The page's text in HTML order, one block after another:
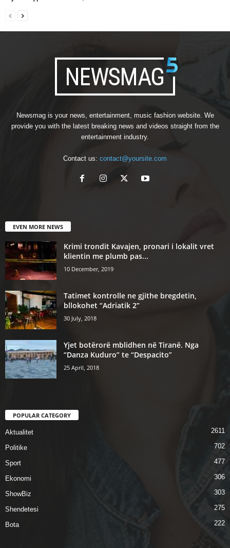
Newsmag is your news, entertainment, music fashion website. We
provide you with the latest breaking news and videos straight from the
entertainment industry.
Contact us: contact@yoursite.com
EVEN MORE NEWS
Krimi trondit Kavajen, pronari i lokalit vret
klientin me plumb pas...
10 December, 2019
Tatimet kontrolle ne gjithe bregdetin,
bllokohet “Adriatik 2”
30 July, 2018
Yjet botërorë mblidhen në Tiranë. Nga
“Danza Kuduro” te “Despacito”
25 April, 2018
POPULAR CATEGORY
Aktualitet 2611
Politike 702
Sport 477
Ekonomi 306
ShowBiz 303
Shendetesi 275
Bota 222